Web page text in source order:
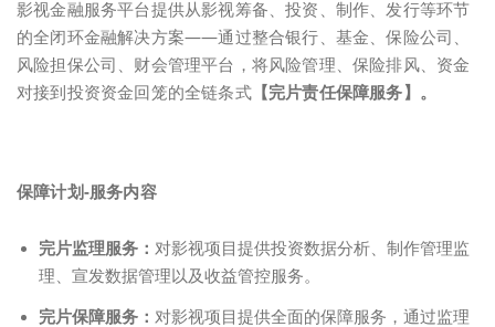
影视金融服务平台提供从影视筹备、投资、制作、发行等环节
的全闭环金融解决方案——通过整合银行、基金、保险公司、
风险担保公司、财会管理平台，将风险管理、保险排风、资金
对接到投资资金回笼的全链条式【完片责任保障服务】。
保障计划-服务内容
完片监理服务： 对影视项目提供投资数据分析、制作管理监
理、宣发数据管理以及收益管控服务。
完片保障服务： 对影视项目提供全面的保障服务，通过监理